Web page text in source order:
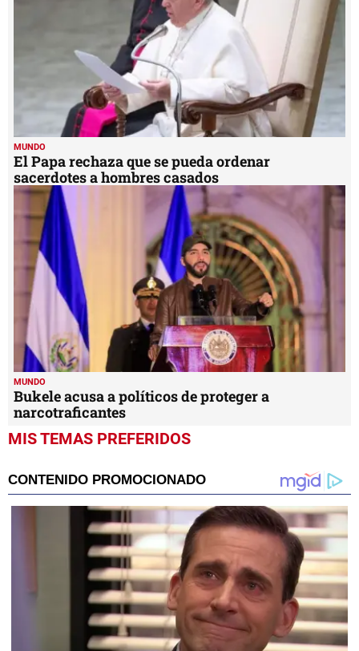
MUNDO
El Papa rechaza que se pueda ordenar
sacerdotes a hombres casados
MUNDO
Bukele acusa a políticos de proteger a
narcotraficantes
MIS TEMAS PREFERIDOS